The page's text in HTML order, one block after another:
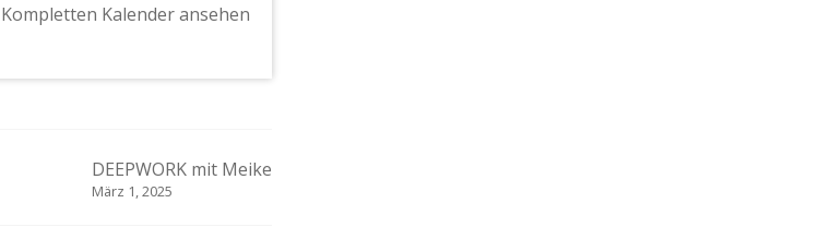
Kompletten Kalender ansehen
DEEPWORK mit Meike
März 1, 2025